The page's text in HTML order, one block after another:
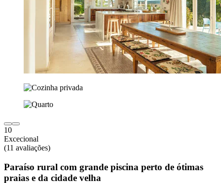
10
Excecional
(11 avaliações)
Paraíso rural com grande piscina perto de ótimas
praias e da cidade velha